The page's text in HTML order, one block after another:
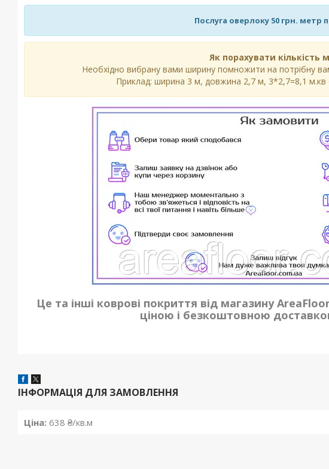
Послуга оверлоку 50 грн. метр
Як порахувати кількість
Необхідно вибрану вами ширину помножити на потрібну
Приклад: ширина 3 м, довжина 2,7 м, 3*2,7=8,1 м.кв
Це та інші коврові покриття від магазину
ціною і безкоштовною
ІНФОРМАЦІЯ ДЛЯ ЗАМОВЛЕННЯ
Ціна: 638 ₴/кв.м